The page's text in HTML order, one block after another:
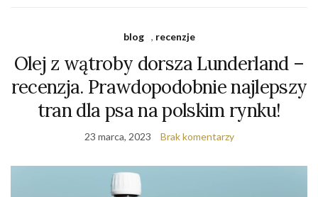
blog , recenzje
Olej z wątroby dorsza Lunderland –
recenzja. Prawdopodobnie najlepszy
tran dla psa na polskim rynku!
23 marca, 2023 Brak komentarzy